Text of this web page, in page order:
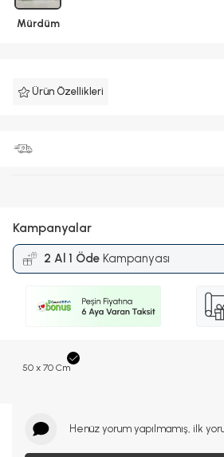
Mürdüm
Ürün Özellikleri
Kampanyalar
2 Al 1 Öde Kampanyası
50 x 70 Cm
Henüz yorum yapılmamış, ilk